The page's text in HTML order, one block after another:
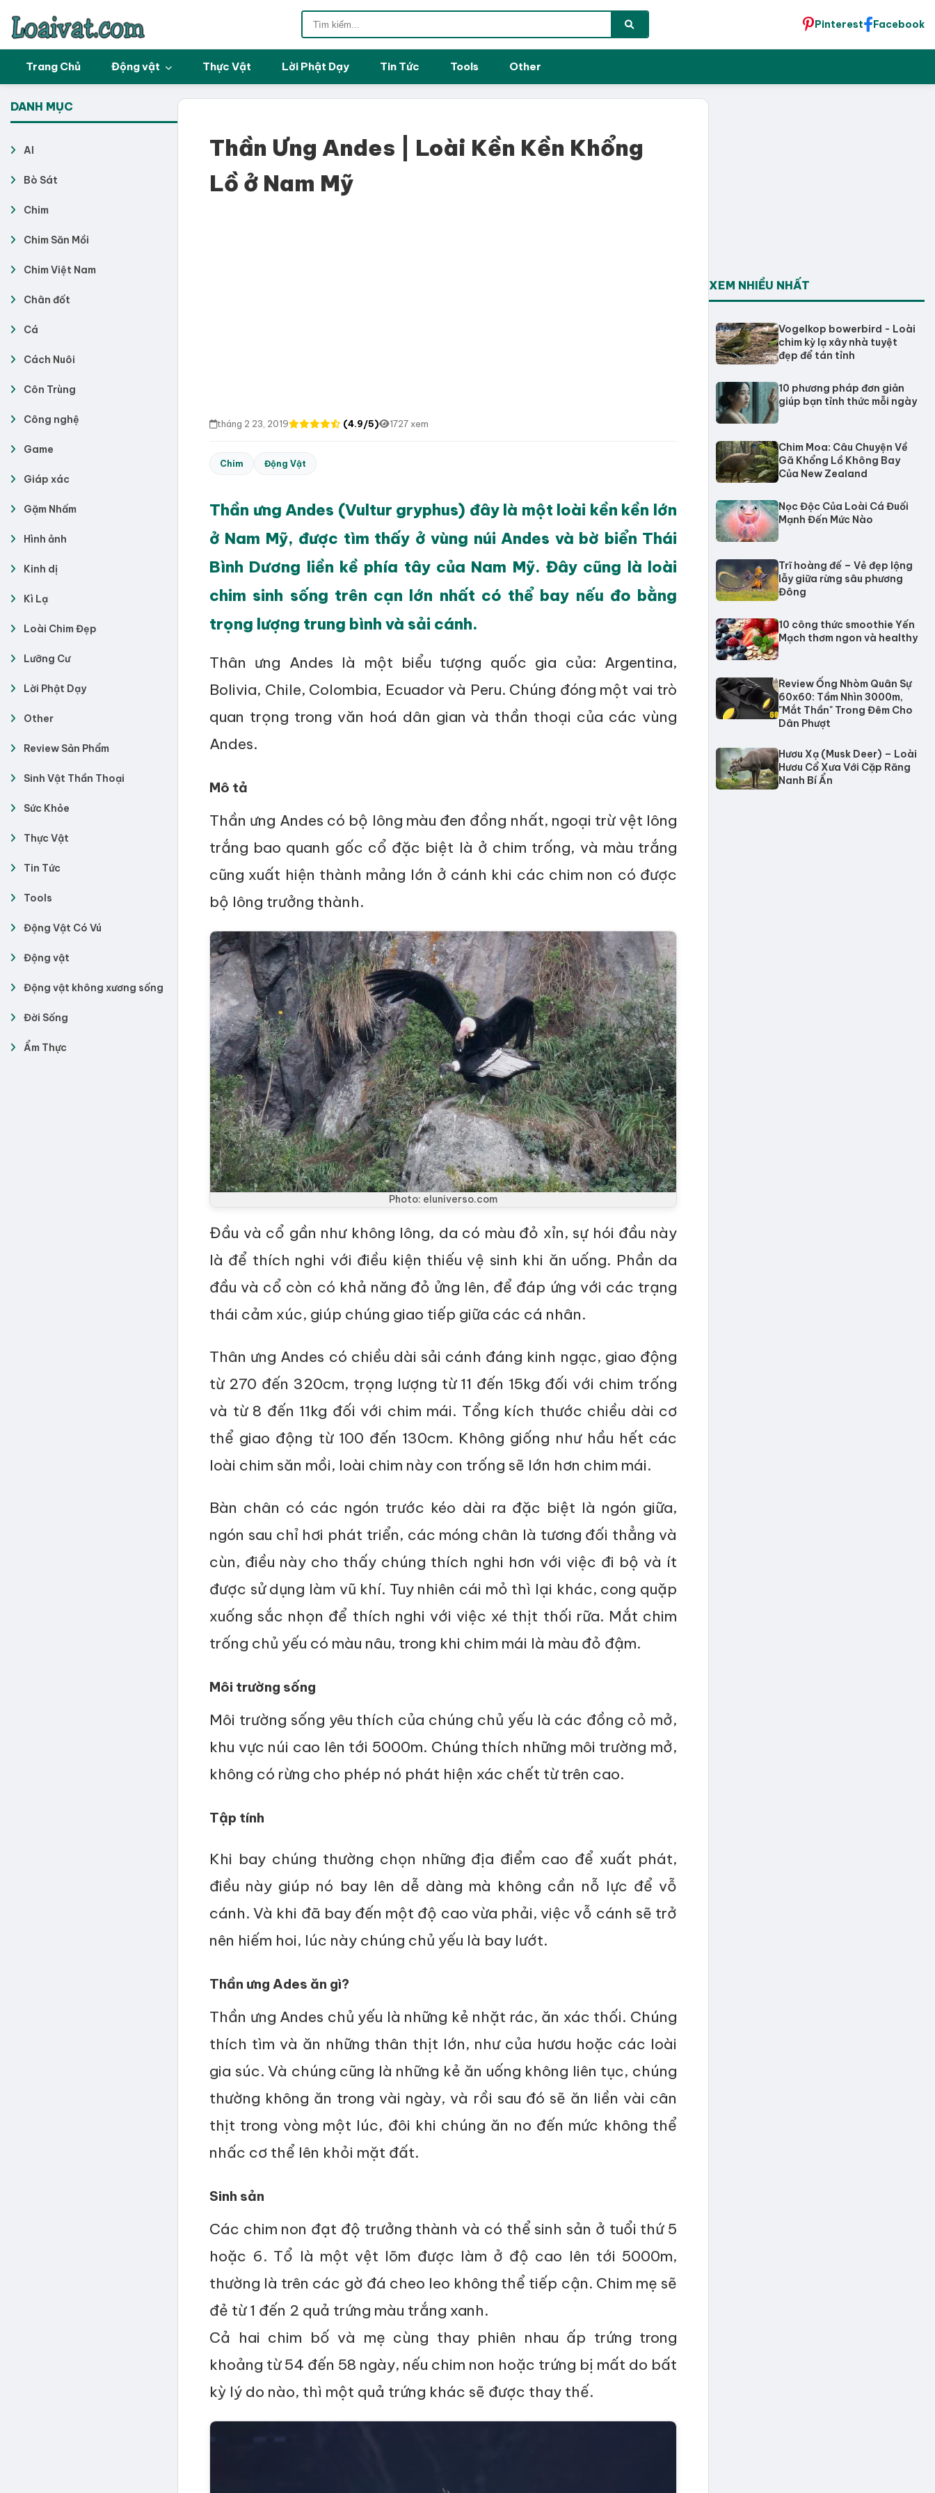
Pinterest Facebook
Trang Chủ Động vật Thực Vật Lời Phật Dạy Tin Tức Tools Other
DANH MỤC
AI
Bò Sát
Chim
Chim Săn Mồi
Chim Việt Nam
Chân đốt
Cá
Cách Nuôi
Côn Trùng
Công nghệ
Game
Giáp xác
Gặm Nhấm
Hình ảnh
Kinh dị
Kì Lạ
Loài Chim Đẹp
Lưỡng Cư
Lời Phật Dạy
Other
Review Sản Phẩm
Sinh Vật Thần Thoại
Sức Khỏe
Thực Vật
Tin Tức
Tools
Động Vật Có Vú
Động vật
Động vật không xương sống
Đời Sống
Ẩm Thực
Thần Ưng Andes | Loài Kền Kền Khổng
Lồ ở Nam Mỹ
tháng 2 23, 2019 (4.9/5) 1727 xem
Chim Động Vật
Thần ưng Andes (Vultur gryphus) đây là một loài kền kền lớn
ở Nam Mỹ, được tìm thấy ở vùng núi Andes và bờ biển Thái
Bình Dương liền kề phía tây của Nam Mỹ. Đây cũng là loài
chim sinh sống trên cạn lớn nhất có thể bay nếu đo bằng
trọng lượng trung bình và sải cánh.
Thân ưng Andes là một biểu tượng quốc gia của: Argentina,
Bolivia, Chile, Colombia, Ecuador và Peru. Chúng đóng một vai trò
quan trọng trong văn hoá dân gian và thần thoại của các vùng
Andes.
Mô tả
Thần ưng Andes có bộ lông màu đen đồng nhất, ngoại trừ vệt lông
trắng bao quanh gốc cổ đặc biệt là ở chim trống, và màu trắng
cũng xuất hiện thành mảng lớn ở cánh khi các chim non có được
bộ lông trưởng thành.
Photo: eluniverso.com
Đầu và cổ gần như không lông, da có màu đỏ xỉn, sự hói đầu này
là để thích nghi với điều kiện thiếu vệ sinh khi ăn uống. Phần da
đầu và cổ còn có khả năng đỏ ửng lên, để đáp ứng với các trạng
thái cảm xúc, giúp chúng giao tiếp giữa các cá nhân.
Thân ưng Andes có chiều dài sải cánh đáng kinh ngạc, giao động
từ 270 đến 320cm, trọng lượng từ 11 đến 15kg đối với chim trống
và từ 8 đến 11kg đối với chim mái. Tổng kích thước chiều dài cơ
thể giao động từ 100 đến 130cm. Không giống như hầu hết các
loài chim săn mồi, loài chim này con trống sẽ lớn hơn chim mái.
Bàn chân có các ngón trước kéo dài ra đặc biệt là ngón giữa,
ngón sau chỉ hơi phát triển, các móng chân là tương đối thẳng và
cùn, điều này cho thấy chúng thích nghi hơn với việc đi bộ và ít
được sử dụng làm vũ khí. Tuy nhiên cái mỏ thì lại khác, cong quặp
xuống sắc nhọn để thích nghi với việc xé thịt thối rữa. Mắt chim
trống chủ yếu có màu nâu, trong khi chim mái là màu đỏ đậm.
Môi trường sống
Môi trường sống yêu thích của chúng chủ yếu là các đồng cỏ mở,
khu vực núi cao lên tới 5000m. Chúng thích những môi trường mở,
không có rừng cho phép nó phát hiện xác chết từ trên cao.
Tập tính
Khi bay chúng thường chọn những địa điểm cao để xuất phát,
điều này giúp nó bay lên dễ dàng mà không cần nỗ lực để vỗ
cánh. Và khi đã bay đến một độ cao vừa phải, việc vỗ cánh sẽ trở
nên hiếm hoi, lúc này chúng chủ yếu là bay lướt.
Thần ưng Ades ăn gì?
Thần ưng Andes chủ yếu là những kẻ nhặt rác, ăn xác thối. Chúng
thích tìm và ăn những thân thịt lớn, như của hươu hoặc các loài
gia súc. Và chúng cũng là những kẻ ăn uống không liên tục, chúng
thường không ăn trong vài ngày, và rồi sau đó sẽ ăn liền vài cân
thịt trong vòng một lúc, đôi khi chúng ăn no đến mức không thể
nhấc cơ thể lên khỏi mặt đất.
Sinh sản
Các chim non đạt độ trưởng thành và có thể sinh sản ở tuổi thứ 5
hoặc 6. Tổ là một vệt lõm được làm ở độ cao lên tới 5000m,
thường là trên các gờ đá cheo leo không thể tiếp cận. Chim mẹ sẽ
đẻ từ 1 đến 2 quả trứng màu trắng xanh.
Cả hai chim bố và mẹ cùng thay phiên nhau ấp trứng trong
khoảng từ 54 đến 58 ngày, nếu chim non hoặc trứng bị mất do bất
kỳ lý do nào, thì một quả trứng khác sẽ được thay thế.
XEM NHIỀU NHẤT
Vogelkop bowerbird - Loài
chim kỳ lạ xây nhà tuyệt
đẹp để tán tỉnh
10 phương pháp đơn giản
giúp bạn tỉnh thức mỗi ngày
Chim Moa: Câu Chuyện Về
Gã Khổng Lồ Không Bay
Của New Zealand
Nọc Độc Của Loài Cá Đuối
Mạnh Đến Mức Nào
Trĩ hoàng đế – Vẻ đẹp lộng
lẫy giữa rừng sâu phương
Đông
10 công thức smoothie Yến
Mạch thơm ngon và healthy
Review Ống Nhòm Quân Sự
60x60: Tầm Nhìn 3000m,
"Mắt Thần" Trong Đêm Cho
Dân Phượt
Hươu Xạ (Musk Deer) – Loài
Hươu Cổ Xưa Với Cặp Răng
Nanh Bí Ẩn